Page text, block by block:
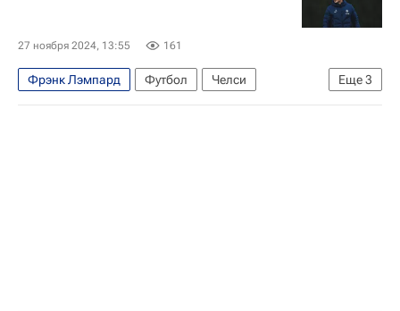
27 ноября 2024, 13:55 161
Еще3
Фрэнк Лэмпард Футбол
Челси
Дерби Каунти
Эвертон Спорт